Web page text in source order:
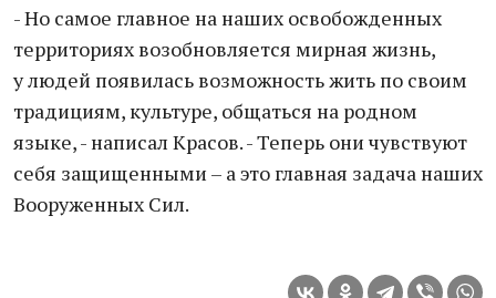
- Но самое главное на наших освобожденных
территориях возобновляется мирная жизнь,
у людей появилась возможность жить по своим
традициям, культуре, общаться на родном
языке, - написал Красов. - Теперь они чувствуют
себя защищенными – а это главная задача наших
Вооруженных Сил.